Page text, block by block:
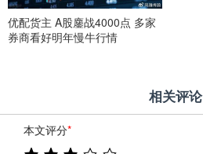
优配货主 A股鏖战4000点 多家
券商看好明年慢牛行情
相关评论
本文评分*